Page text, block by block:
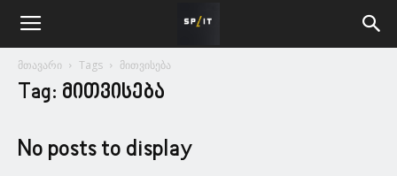
მთავარი Tags მითვისება
Tag: მითვისება
No posts to display